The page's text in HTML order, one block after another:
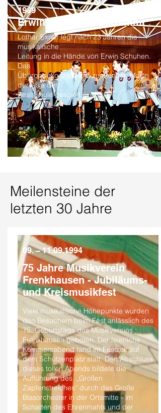
Erwin Schuhen übernimmt
Lothar Exner legt nach 23 Jahren die
musikalische
Leitung in die Hände von Erwin Schuhen.
Das
Übergabekonzert wird zum ersten Mal in
der Aula der
Realschule gespielt.
1989
Meilensteine der
letzten 30 Jahre
75 Jahre Musikverein
Frenkhausen - Jubiläums-
und Kreismusikfest
Viele musikalische Höhepunkte wurden
den Besuchern beim Fest anlässlich des
75. Geburtstags des Musikvereins
Frenkhausen geboten. Der feierliche
Kommersabend fand im Festzelt auf
dem Schützenplatz statt. Den Abschluss
dieses tollen Abends bildete die
Aufführung des „Großen
Zapfenstreiches“ durch das Große
Blasorchester in der Ortsmitte - im
Schatten des Ehrenmahls und der
09. –11.09.1994